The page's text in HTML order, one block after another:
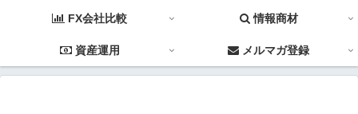
FX会社比較 情報商材
資産運用 メルマガ登録